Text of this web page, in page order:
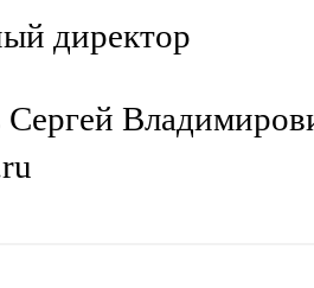
директор
Сергей